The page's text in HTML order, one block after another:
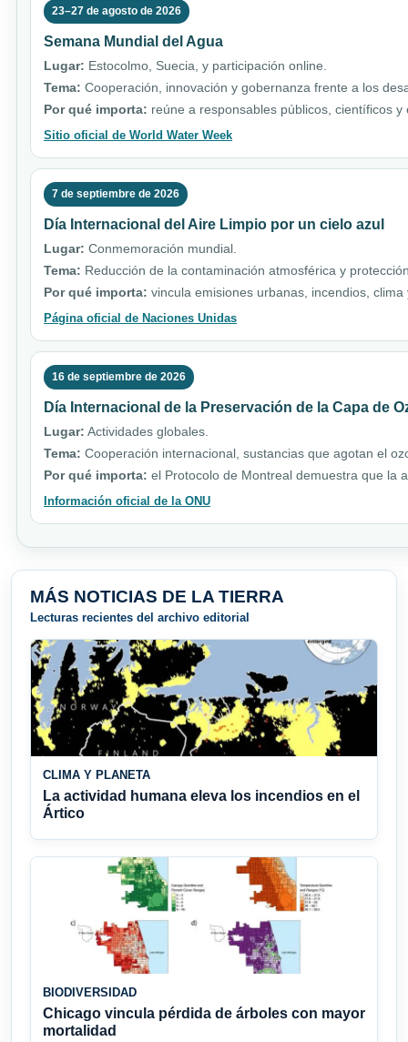
23–27 de agosto de 2026
Semana Mundial del Agua
Lugar: Estocolmo, Suecia, y participación online.
Tema: Cooperación, innovación y gobernanza frente a los
Por qué importa: reúne a responsables públicos, científicos
Sitio oficial de World Water Week
7 de septiembre de 2026
Día Internacional del Aire Limpio por un cielo azul
Lugar: Conmemoración mundial.
Tema: Reducción de la contaminación atmosférica y
Por qué importa: vincula emisiones urbanas, incendios,
Página oficial de Naciones Unidas
16 de septiembre de 2026
Día Internacional de la Preservación de la Capa de
Lugar: Actividades globales.
Tema: Cooperación internacional, sustancias que agotan el
Por qué importa: el Protocolo de Montreal demuestra que la
Información oficial de la ONU
MÁS NOTICIAS DE LA TIERRA
Lecturas recientes del archivo editorial
CLIMA Y PLANETA
La actividad humana eleva los incendios en el
Ártico
BIODIVERSIDAD
Chicago vincula pérdida de árboles con mayor
mortalidad